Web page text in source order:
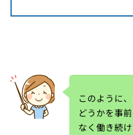
このように
どうかを事
なく働き続